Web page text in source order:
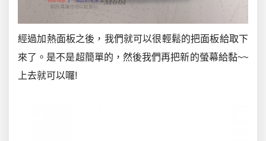
經過加熱面板之後，我們就可以很輕鬆的把面板給取下
來了。是不是超簡單的，然後我們再把新的螢幕給黏~~
上去就可以囉!